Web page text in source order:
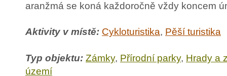
aranžmá se koná každoročně vždy koncem
Aktivity v místě: Cykloturistika, Pěší turistika
Typ objektu: Zámky, Přírodní parky, Hrady a
území